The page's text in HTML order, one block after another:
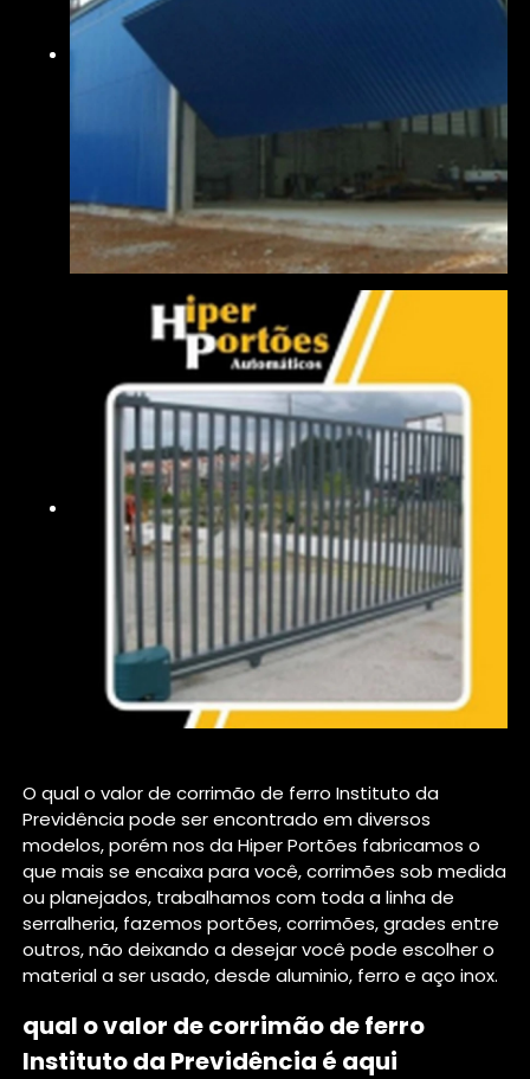
O qual o valor de corrimão de ferro Instituto da
Previdência pode ser encontrado em diversos
modelos, porém nos da Hiper Portões fabricamos o
que mais se encaixa para você, corrimões sob medida
ou planejados, trabalhamos com toda a linha de
serralheria, fazemos portões, corrimões, grades entre
outros, não deixando a desejar você pode escolher o
material a ser usado, desde aluminio, ferro e aço inox.
qual o valor de corrimão de ferro
Instituto da Previdência é aqui